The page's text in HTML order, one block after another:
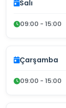
Salı
09:00 - 15:00
Çarşamba
09:00 - 15:00